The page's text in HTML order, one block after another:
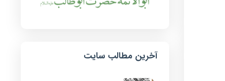
آخرین مطالب سایت